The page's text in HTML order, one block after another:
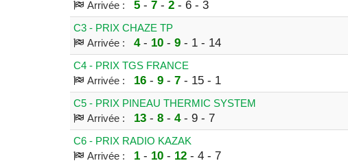
Arrivée :
5- 7- 2- 6 - 3
C3 - PRIX CHAZE TP
Arrivée :
4- 10- 9- 1 - 14
C4 - PRIX TGS FRANCE
Arrivée :
16- 9- 7- 15 - 1
C5 - PRIX PINEAU THERMIC SYSTEM
Arrivée :
13- 8- 4- 9 - 7
C6 - PRIX RADIO KAZAK
Arrivée :
1- 10- 12- 4 - 7